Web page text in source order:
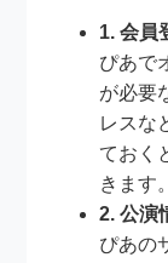
1. 会員
ぴあで
が必要
レスな
ておく
きます。
2. 公演
ぴあの